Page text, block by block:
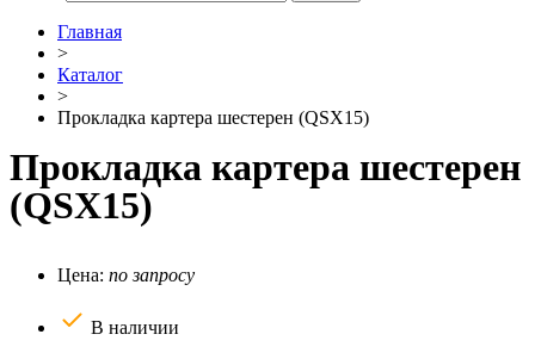
Главная
>
Каталог
>
Прокладка картера шестерен (QSX15)
Прокладка картера шестерен
(QSX15)
Цена: по запросу
В наличии